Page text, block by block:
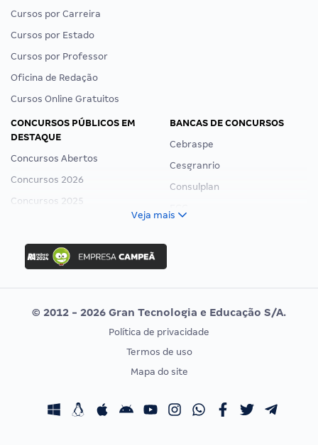
Cursos por Carreira
Cursos por Estado
Cursos por Professor
Oficina de Redação
Cursos Online Gratuitos
CONCURSOS PÚBLICOS EM
DESTAQUE
Concursos Abertos
Concursos 2026
Concursos 2025
Concurso Ibama
Concurso MPU
Editais publicados
BANCAS DE CONCURSOS
Cebraspe
Cesgranrio
Consulplan
Vunesp
CONCURSOS POR PROFISSÃO
Concursos Fiscais
EXAME DE ORDEM
Calendário OAB
Veja mais
© 2012 - 2026 Gran Tecnologia e Educação S/A.
Política de privacidade
Termos de uso
Mapa do site